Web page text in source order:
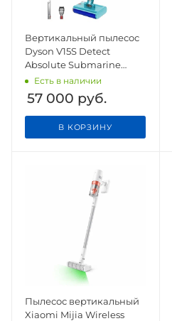
Вертикальный пылесос
Dyson V15S Detect
Absolute Submarine
(SV47), Yellow/Nickel
Есть в наличии
57 000 руб.
В КОРЗИНУ
Пылесос вертикальный
Xiaomi Mijia Wireless